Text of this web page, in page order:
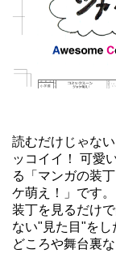
読むだけじゃな
ッコイイ！ 可愛
る「マンガの装
ケ萌え！」です。
装丁を見るだけ
ない"見た目"を
どころや舞台裏